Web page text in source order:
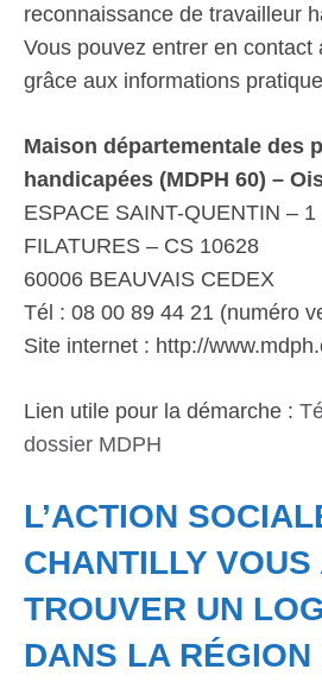
reconnaissance de travailleur
Vous pouvez entrer en contact
grâce aux informations
Maison départementale des
handicapées (MDPH 60) –
ESPACE SAINT-QUENTIN –
FILATURES – CS 10628
60006 BEAUVAIS CEDEX
Tél : 08 00 89 44 21 (numéro
Site internet : http://
Lien utile pour la démarche :
dossier MDPH
L’ACTION
CHANTILLY VOUS
TROUVER UN
DANS LA RÉGION